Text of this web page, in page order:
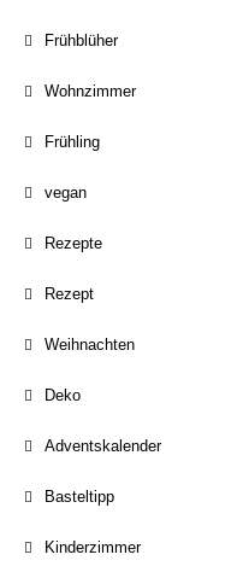
Frühblüher
Wohnzimmer
Frühling
vegan
Rezepte
Rezept
Weihnachten
Deko
Adventskalender
Basteltipp
Kinderzimmer